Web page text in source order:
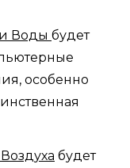
Воды будет
особенно
будет